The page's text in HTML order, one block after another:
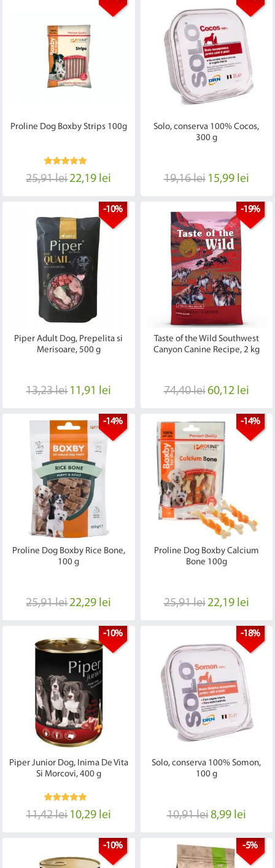
Proline Dog Boxby Strips 100g
25,91 lei22,19 lei
Solo, conserva 100% Cocos,
300 g
19,16 lei 15,99 lei
-10%
Piper Adult Dog, Prepelita si
Merisoare, 500 g
13,23 lei 11,91 lei
-19%
Taste of the Wild Southwest
Canyon Canine Recipe, 2 kg
74,40 lei60,12 lei
-14%
Proline Dog Boxby Rice Bone,
100 g
25,91 lei22,29 lei
-14%
Proline Dog Boxby Calcium
Bone 100g
25,91 lei 22,19 lei
-10%
Piper Junior Dog, Inima De Vita
Si Morcovi, 400 g
11,42 lei 10,29 lei
-18%
Solo, conserva 100% Somon,
100 g
10,91 lei8,99 lei
-10% -5%